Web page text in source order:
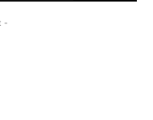
-